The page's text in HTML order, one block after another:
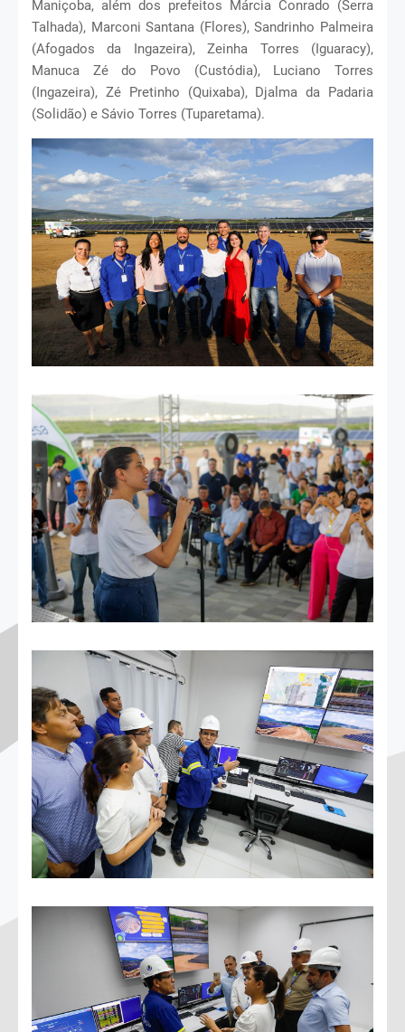
Maniçoba, além dos prefeitos Márcia Conrado (Serra
Talhada), Marconi Santana (Flores), Sandrinho Palmeira
(Afogados da Ingazeira), Zeinha Torres (Iguaracy),
Manuca Zé do Povo (Custódia), Luciano Torres
(Ingazeira), Zé Pretinho (Quixaba), Djalma da Padaria
(Solidão) e Sávio Torres (Tuparetama).